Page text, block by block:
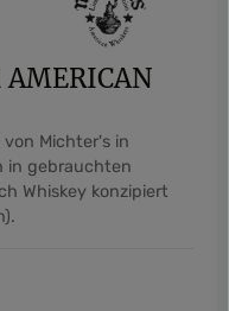
0 von 5 Sternen
von Michter's in
in gebrauchten
Whiskey konzipiert